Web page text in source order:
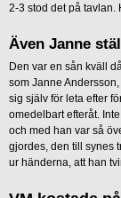
2-3 stod det på tavlan.
Även Janne
Den var en sån kväll
som Janne
sig själv för leta efter
omedelbart efteråt.
och med han var så
gjordes, den till synes
ur händerna, att han